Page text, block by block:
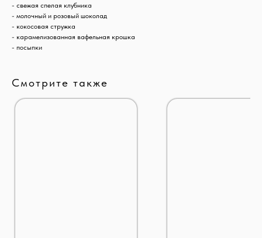
- свежая спелая клубника
- молочный и розовый шоколад
- кокосовая стружка
- карамелизованная вафельная крошка
- посыпки
Смотрите также